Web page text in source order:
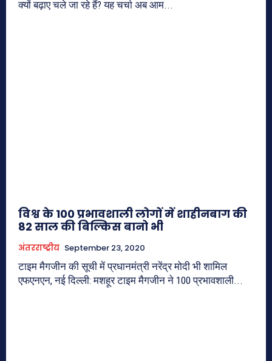
क्यों बढ़ाए चले जा रहे हैं? यह चर्चा अब आम...
विश्व के 100 प्रभावशाली लोगों में शाहीनबाग की
82 साल की बिल्किस बानो भी
अंतरराष्ट्रीय September 23, 2020
टाइम मैगजीन की सूची में प्रधानमंत्री नरेंद्र मोदी भी शामिल
एफएनएन, नई दिल्ली: मशहूर टाइम मैगजीन ने 100 प्रभावशाली...